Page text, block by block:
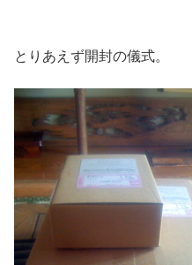
とりあえず開封の儀式。